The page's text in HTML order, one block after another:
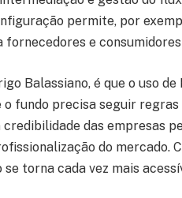
permite, por
e
Balassiano, é que o uso
fundo precisa seguir
das empresas
do mercado.
torna cada vez mais